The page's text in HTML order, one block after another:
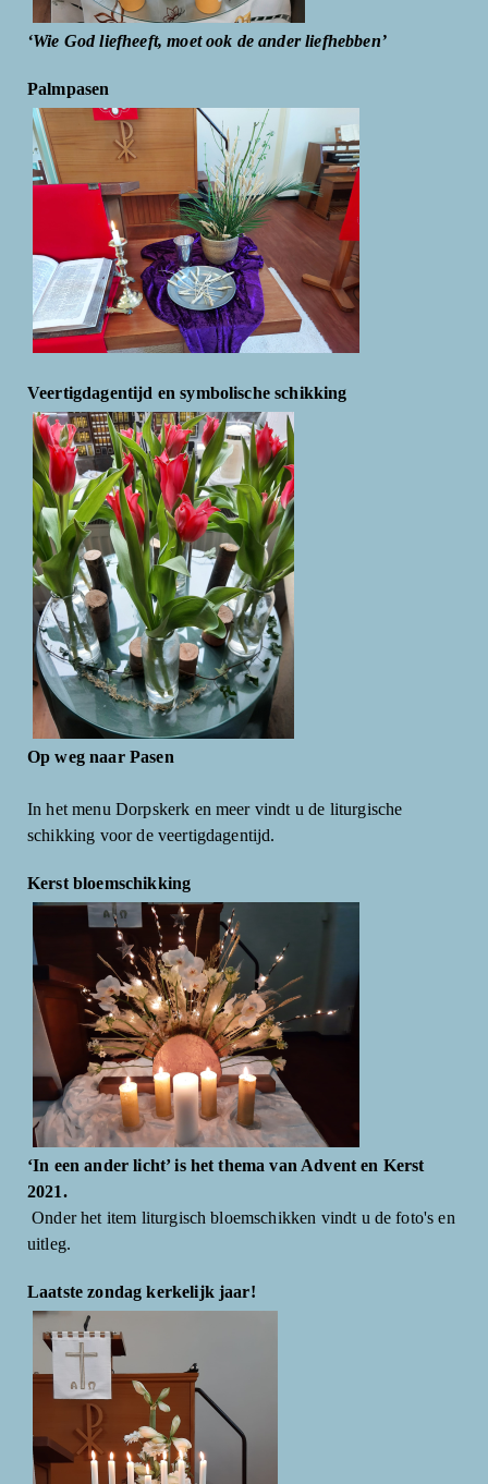
‘Wie God liefheeft, moet ook de ander liefhebben’
Palmpasen
Veertigdagentijd en symbolische schikking
Op weg naar Pasen
In het menu Dorpskerk en meer vindt u de liturgische
schikking voor de veertigdagentijd.
Kerst bloemschikking
‘In een ander licht’ is het thema van Advent en Kerst
2021.
Onder het item liturgisch bloemschikken vindt u de foto's en
uitleg.
Laatste zondag kerkelijk jaar!